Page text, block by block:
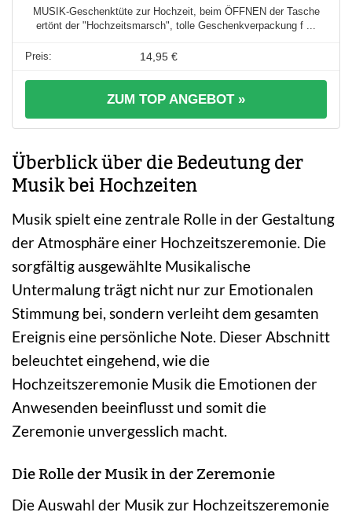
MUSIK-Geschenktüte zur Hochzeit, beim ÖFFNEN der Tasche
ertönt der "Hochzeitsmarsch", tolle Geschenkverpackung f ...
14,95 €
ZUM TOP ANGEBOT »
Überblick über die Bedeutung der
Musik bei Hochzeiten
Musik spielt eine zentrale Rolle in der Gestaltung
der Atmosphäre einer Hochzeitszeremonie. Die
sorgfältig ausgewählte Musikalische
Untermalung trägt nicht nur zur Emotionalen
Stimmung bei, sondern verleiht dem gesamten
Ereignis eine persönliche Note. Dieser Abschnitt
beleuchtet eingehend, wie die
Hochzeitszeremonie Musik die Emotionen der
Anwesenden beeinflusst und somit die
Zeremonie unvergesslich macht.
Die Rolle der Musik in der Zeremonie
Die Auswahl der Musik zur Hochzeitszeremonie